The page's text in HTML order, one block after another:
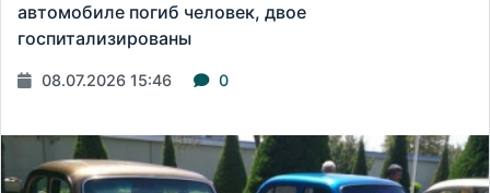
автомобиле погиб человек, двое
госпитализированы
08.07.2026 15:46 0